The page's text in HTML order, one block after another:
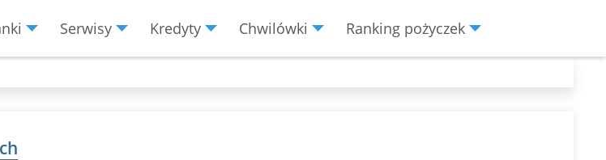
Serwisy Kredyty Chwilówki Ranking pożyczek
Menu